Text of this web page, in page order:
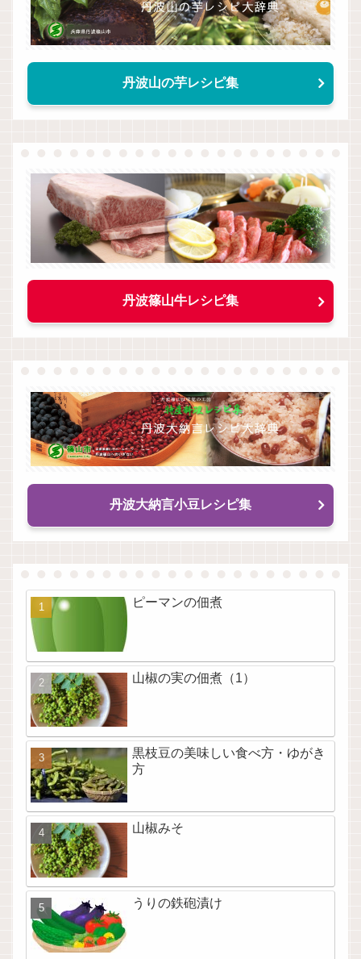
丹波山の芋レシピ集
丹波篠山牛レシピ集
丹波大納言小豆レシピ集
ピーマンの佃煮
山椒の実の佃煮（1）
黒枝豆の美味しい食べ方・ゆがき
方
山椒みそ
うりの鉄砲漬け